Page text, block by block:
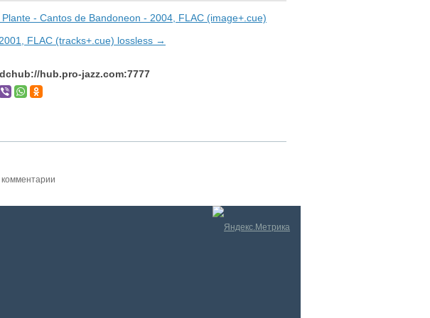
- Cantos de Bandoneon - 2004, FLAC (image+.cue)
FLAC (tracks+.cue) lossless →
hub.pro-jazz.com:7777